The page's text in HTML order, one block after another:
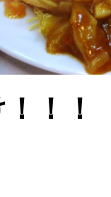
！！